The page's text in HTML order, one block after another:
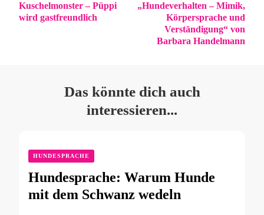
Kuschelmonster – Püppi
wird gastfreundlich
„Hundeverhalten – Mimik,
Körpersprache und
Verständigung“ von
Barbara Handelmann
Das könnte dich auch
interessieren...
HUNDESPRACHE
Hundesprache: Warum Hunde
mit dem Schwanz wedeln